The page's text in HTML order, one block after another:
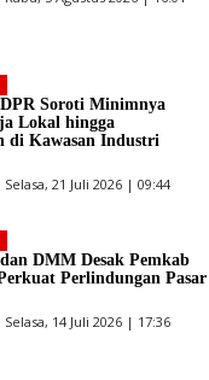
Soroti Minimnya
Lokal hingga
di Kawasan Industri
Selasa, 21 Juli 2026 | 09:44
DMM Desak Pemkab
Perlindungan Pasar
Selasa, 14 Juli 2026 | 17:36